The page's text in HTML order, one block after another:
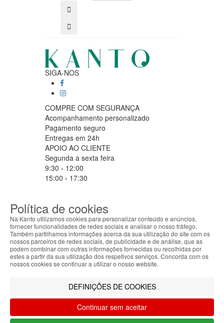
SIGA-NOS
COMPRE COM SEGURANÇA
Acompanhamento personalizado
Pagamento seguro
Entregas em 24h
APOIO AO CLIENTE
Segunda a sexta feira
9:30 › 12:00
15:00 › 17:30
MÉTODOS DE PAGAMENTO
ABOUT THE COOKIES
Kanto handles information about your visit using
cookies that improve the performance of the
offer advertising tailored to your interests. By
continuing to browse our site, you accept the use of
these cookies. For more information, see our
Privacy and Cookie Policy. You can configure your
Política de cookies
Na Kanto utilizamos cookies para personalizar conteúdo e anúncios,
fornecer funcionalidades de redes sociais e analisar o nosso tráfego.
Também partilhamos informações acerca da sua utilização do site com os
nossos parceiros de redes sociais, de publicidade e de análise, que as
podem combinar com outras informações fornecidas ou recolhidas por
estes a partir da sua utilização dos respetivos serviços. Concorda com os
nossos cookies se continuar a utilizar o nosso website.
DEFINIÇÕES DE COOKIES
Continuar sem aceitar